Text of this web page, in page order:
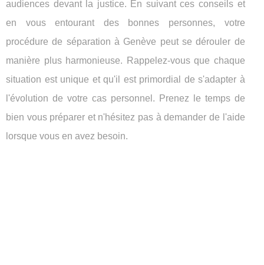
audiences devant la justice. En suivant ces conseils et
en vous entourant des bonnes personnes, votre
procédure de séparation à Genève peut se dérouler de
manière plus harmonieuse. Rappelez-vous que chaque
situation est unique et qu'il est primordial de s'adapter à
l'évolution de votre cas personnel. Prenez le temps de
bien vous préparer et n'hésitez pas à demander de l'aide
lorsque vous en avez besoin.